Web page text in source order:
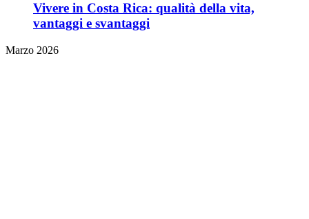
Vivere in Costa Rica: qualità della vita,
vantaggi e svantaggi
Marzo 2026